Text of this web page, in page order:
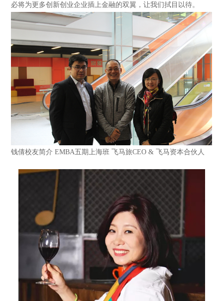
必将为更多创新创业企业插上金融的双翼，让我们拭目以待。
钱倩校友简介 EMBA五期上海班 飞马旅CEO & 飞马资本合伙人